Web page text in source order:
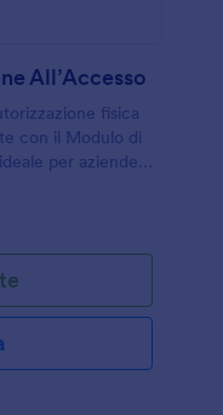
All’Accesso
fisica
con il Modulo di
per aziende e